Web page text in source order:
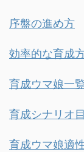
序盤の進め方
効率的な育成
育成ウマ娘一
育成シナリオ
育成ウマ娘適